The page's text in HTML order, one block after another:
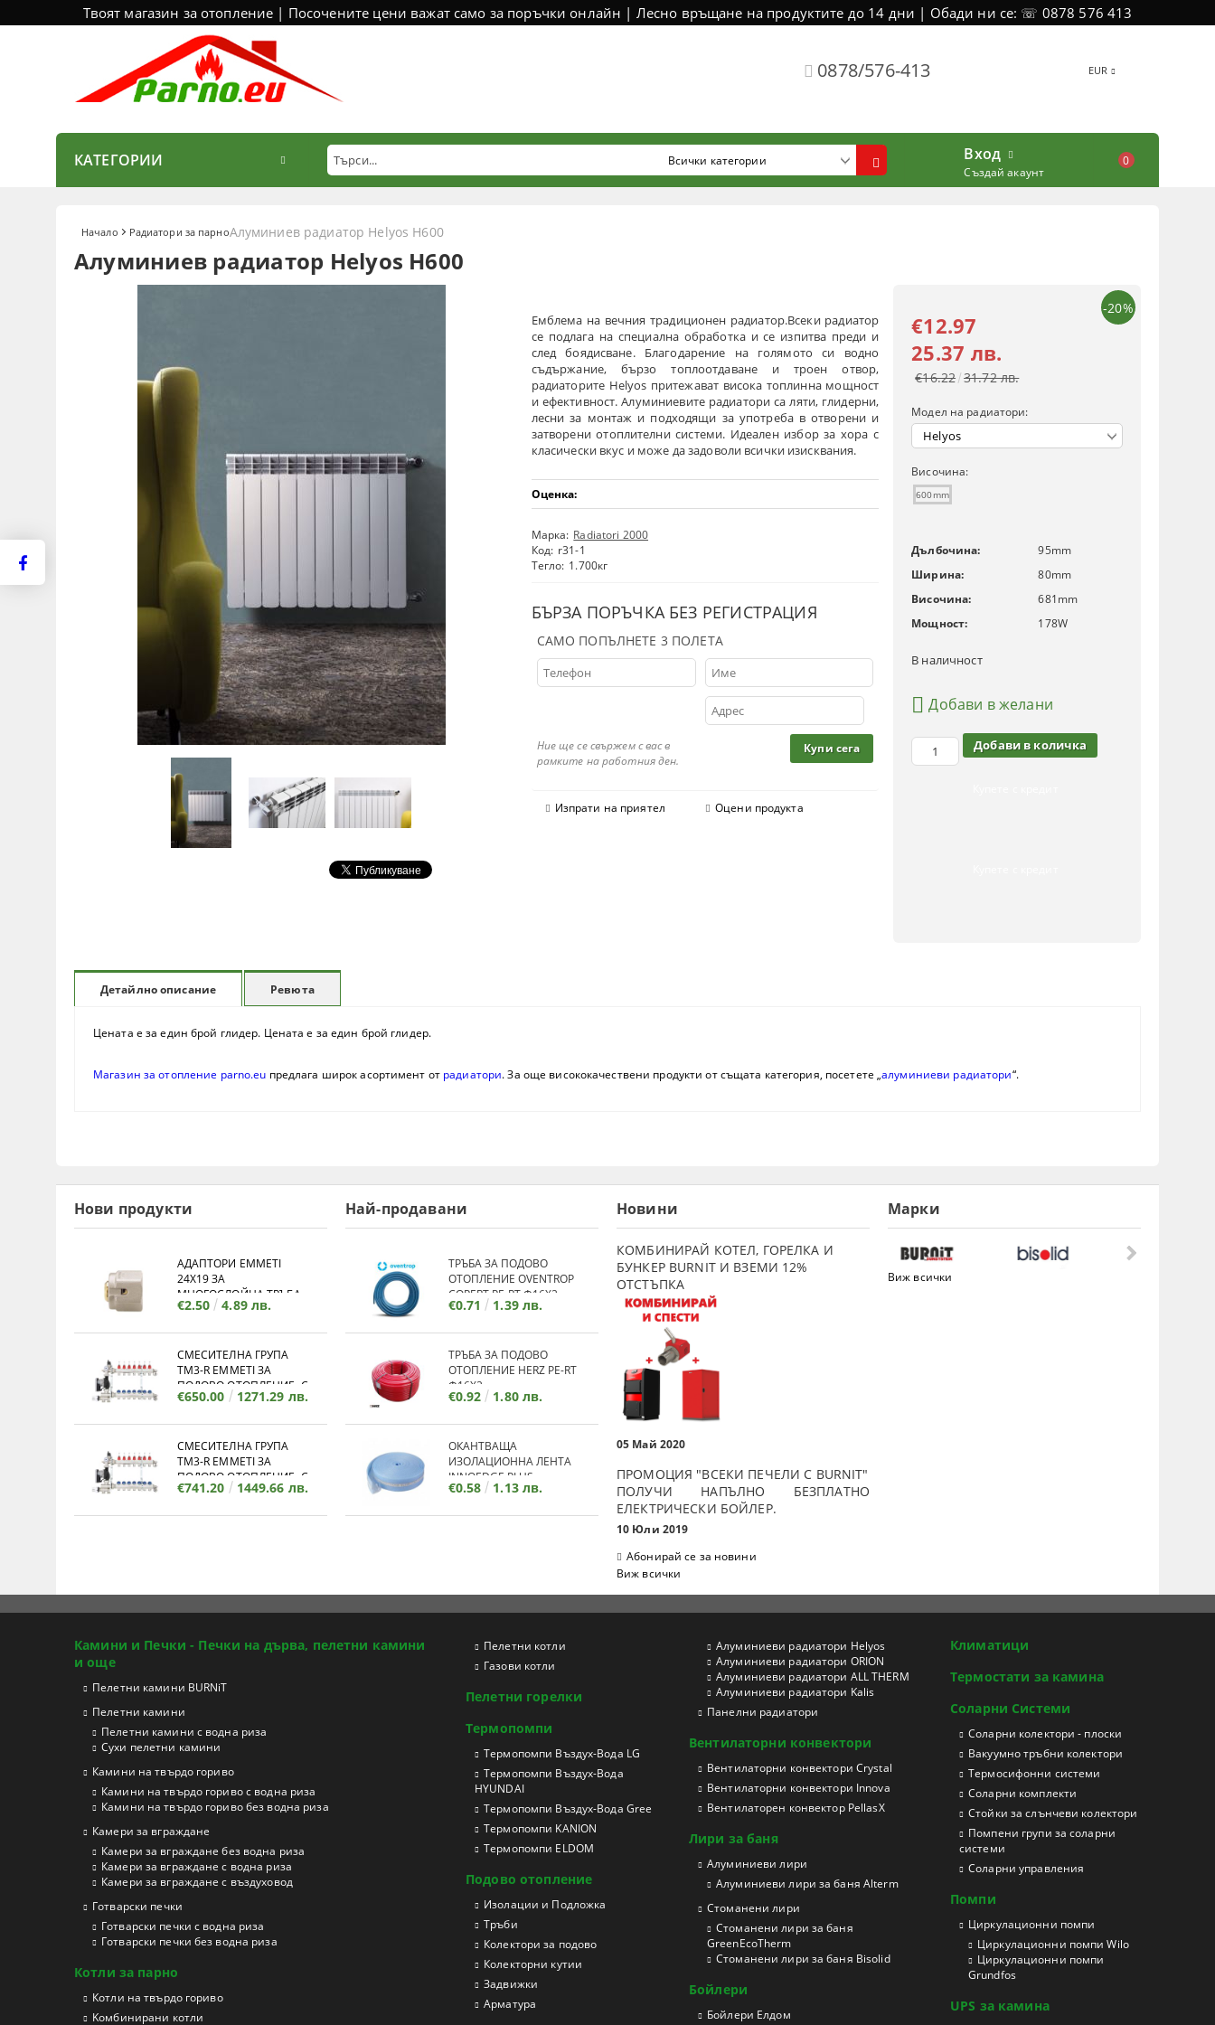
Твоят магазин за отопление | Посочените цени важат само за поръчки онлайн | Лесно връщане на продуктите до 14 дни | Обади ни се: ☏ 0878 576 413
0878/576-413 EUR
КАТЕГОРИИ Вход
Създай акаунт
0
Начало Радиатори за парноАлуминиев радиатор Helyos H600
Алуминиев радиатор Helyos H600
Емблема на вечния традиционен радиатор.Всеки радиатор
се подлага на специална обработка и се изпитва преди и
след боядисване. Благодарение на голямото си водно
съдържание, бързо топлоотдаване и троен отвор,
радиаторите Helyos притежават висока топлинна мощност
и ефективност. Алуминиевите радиатори са ляти, глидерни,
лесни за монтаж и подходящи за употреба в отворени и
затворени отоплителни системи. Идеален избор за хора с
класически вкус и може да задоволи всички изисквания.
Оценка:
Марка: Radiatori 2000
Код: r31-1
Тегло: 1.700кг
БЪРЗА ПОРЪЧКА БЕЗ РЕГИСТРАЦИЯ
САМО ПОПЪЛНЕТЕ 3 ПОЛЕТА
Ние ще се свържем с вас в
рамките на работния ден.
Изпрати на приятел Оцени продукта
-20%
€12.97
25.37 лв.
€16.22 31.72 лв.
Модел на радиатори:
Височина:
600mm
Дълбочина: 95mm
Ширина:
80mm
Височина:
681mm
Мощност:
178W
В наличност
Добави в желани
Детайлно описание Ревюта
Цената е за един брой глидер. Цената е за един брой глидер.
Магазин за отопление parno.eu предлага широк асортимент от радиатори. За още висококачествени продукти от същата категория, посетете „алуминиеви радиатори“.
Нови продукти
АДАПТОРИ EMMETI
24X19 ЗА
МНОГОСЛОЙНА ТРЪБА
€2.50 4.89 лв.
СМЕСИТЕЛНА ГРУПА
TM3-R EMMETI ЗА
ПОДОВО ОТОПЛЕНИЕ, С
КОЛЕКТОР - 12 ИЗВОДА
€650.00 1271.29 лв.
СМЕСИТЕЛНА ГРУПА
TM3-R EMMETI ЗА
ПОДОВО ОТОПЛЕНИЕ, С
КОЛЕКТОР - 11 ИЗВОДА
€741.20 1449.66 лв.
Най-продавани
ТРЪБА ЗА ПОДОВО
ОТОПЛЕНИЕ OVENTROP
COPERT PE-RT Ф16Х2
€0.71 1.39 лв.
ТРЪБА ЗА ПОДОВО
ОТОПЛЕНИЕ HERZ PE-RT
Ф16Х2
€0.92 1.80 лв.
ОКАНТВАЩА
ИЗОЛАЦИОННА ЛЕНТА
INNOEDGE PLUS
€0.58 1.13 лв.
Новини
КОМБИНИРАЙ КОТЕЛ, ГОРЕЛКА И
БУНКЕР BURNIT И ВЗЕМИ 12%
ОТСТЪПКА
05 Май 2020
ПРОМОЦИЯ "ВСЕКИ ПЕЧЕЛИ С BURNIT"
ПОЛУЧИ НАПЪЛНО БЕЗПЛАТНО
ЕЛЕКТРИЧЕСКИ БОЙЛЕР.
10 Юли 2019
Абонирай се за новини
Виж всички
Марки
Виж всички
Камини и Печки - Печки на дърва, пелетни камини
и още
Пелетни камини BURNiT
Пелетни камини
Пелетни камини с водна риза
Сухи пелетни камини
Камини на твърдо гориво
Камини на твърдо гориво с водна риза
Камини на твърдо гориво без водна риза
Камери за вграждане
Камери за вграждане без водна риза
Камери за вграждане с водна риза
Камери за вграждане с въздуховод
Готварски печки
Готварски печки с водна риза
Готварски печки без водна риза
Котли за парно
Котли на твърдо гориво
Kомбинирани котли
Пелетни котли
Газови котли
Пелетни горелки
Термопомпи
Tермопомпи Въздух-Вода LG
Термопомпи Въздух-Вода
HYUNDAI
Термопомпи Въздух-Вода Gree
Термопомпи KANION
Термопомпи ELDOM
Подово отопление
Изолации и Подложка
Тръби
Колектори за подово
Колекторни кутии
Задвижки
Арматура
Aлуминиеви радиатори Helyos
Aлуминиеви радиатори ORION
Aлуминиеви радиатори ALL THERM
Aлуминиеви радиатори Kalis
Панелни радиатори
Вентилаторни конвектори
Вентилаторни конвектори Crystal
Вентилаторни конвектори Innova
Вентилаторен конвектор PellasX
Лири за баня
Aлуминиеви лири
Алуминиеви лири за баня Alterm
Стоманени лири
Стоманени лири за баня
GreenEcoTherm
Стоманени лири за баня Bisolid
Бойлери
Бойлери Елдом
Климатици
Термостати за камина
Соларни Системи
Соларни колектори - плоски
Вакуумно тръбни колектори
Термосифонни системи
Соларни комплекти
Стойки за слънчеви колектори
Помпени групи за соларни
системи
Соларни управления
Помпи
Циркулационни помпи
Циркулационни помпи Wilo
Циркулационни помпи
Grundfos
UPS за камина